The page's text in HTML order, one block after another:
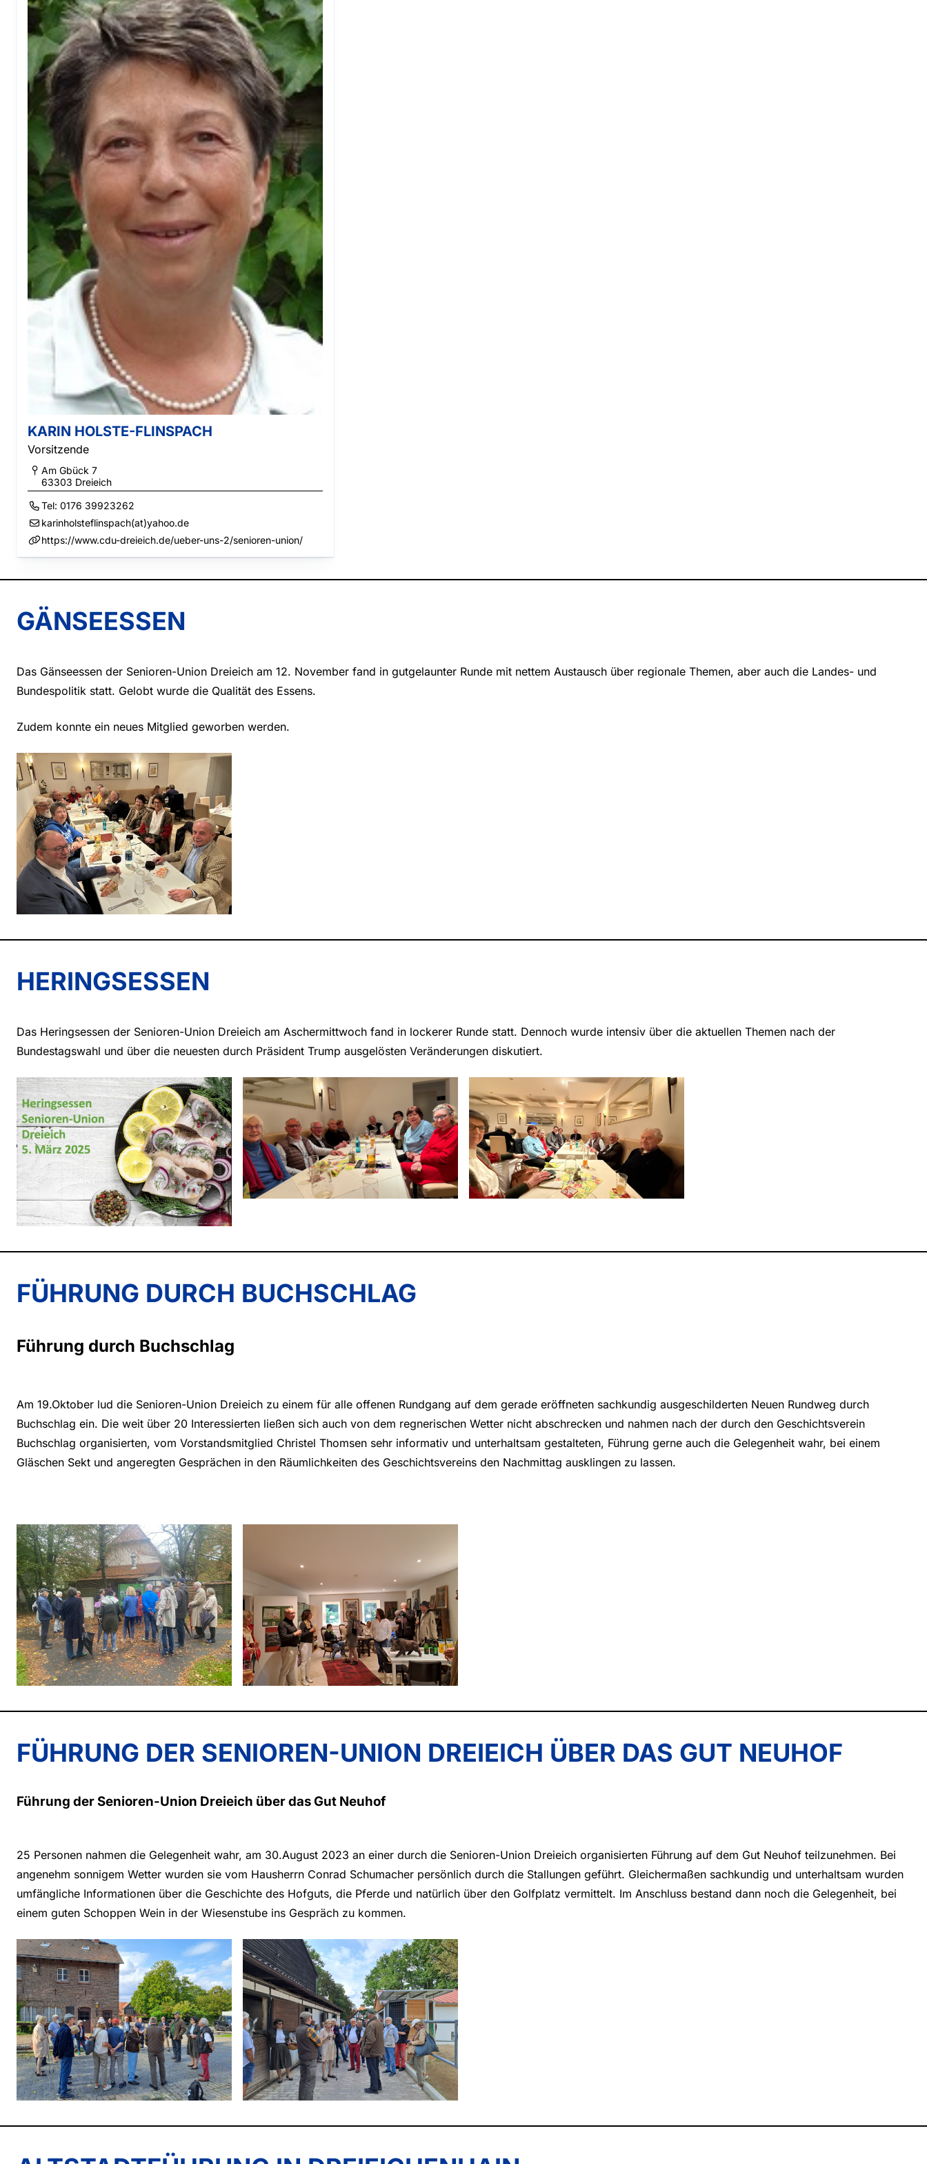
KARIN HOLSTE-FLINSPACH
Vorsitzende
Am Gbück 7
63303 Dreieich
Tel: 0176 39923262
karinholsteflinspach(at)yahoo.de
https://www.cdu-dreieich.de/ueber-uns-2/senioren-union/
GÄNSEESSEN
Das Gänseessen der Senioren-Union Dreieich am 12. November fand in gutgelaunter Runde mit nettem Austausch über regionale Themen, aber auch die Landes- und
Bundespolitik statt. Gelobt wurde die Qualität des Essens.
Zudem konnte ein neues Mitglied geworben werden.
HERINGSESSEN
Das Heringsessen der Senioren-Union Dreieich am Aschermittwoch fand in lockerer Runde statt. Dennoch wurde intensiv über die aktuellen Themen nach der
Bundestagswahl und über die neuesten durch Präsident Trump ausgelösten Veränderungen diskutiert.
FÜHRUNG DURCH BUCHSCHLAG
Führung durch Buchschlag
Am 19.Oktober lud die Senioren-Union Dreieich zu einem für alle offenen Rundgang auf dem gerade eröffneten sachkundig ausgeschilderten Neuen Rundweg durch
Buchschlag ein. Die weit über 20 Interessierten ließen sich auch von dem regnerischen Wetter nicht abschrecken und nahmen nach der durch den Geschichtsverein
Buchschlag organisierten, vom Vorstandsmitglied Christel Thomsen sehr informativ und unterhaltsam gestalteten, Führung gerne auch die Gelegenheit wahr, bei einem
Gläschen Sekt und angeregten Gesprächen in den Räumlichkeiten des Geschichtsvereins den Nachmittag ausklingen zu lassen.
FÜHRUNG DER SENIOREN-UNION DREIEICH ÜBER DAS GUT NEUHOF
Führung der Senioren-Union Dreieich über das Gut Neuhof
25 Personen nahmen die Gelegenheit wahr, am 30.August 2023 an einer durch die Senioren-Union Dreieich organisierten Führung auf dem Gut Neuhof teilzunehmen. Bei
angenehm sonnigem Wetter wurden sie vom Hausherrn Conrad Schumacher persönlich durch die Stallungen geführt. Gleichermaßen sachkundig und unterhaltsam wurden
umfängliche Informationen über die Geschichte des Hofguts, die Pferde und natürlich über den Golfplatz vermittelt. Im Anschluss bestand dann noch die Gelegenheit, bei
einem guten Schoppen Wein in der Wiesenstube ins Gespräch zu kommen.